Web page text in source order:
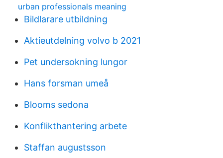
urban professionals meaning
Bildlarare utbildning
Aktieutdelning volvo b 2021
Pet undersokning lungor
Hans forsman umeå
Blooms sedona
Konflikthantering arbete
Staffan augustsson